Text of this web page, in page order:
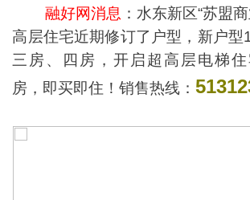
融好网消息 ：水东新区“苏盟
高层住宅近期修订了户型，新户型
三房、四房，开启超高层电梯
房，即买即住！销售热线：